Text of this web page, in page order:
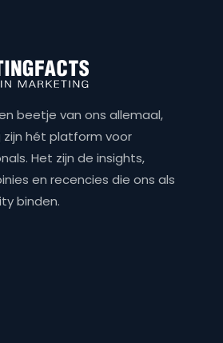
beetje van ons allemaal,
zijn hét platform voor
Het zijn de insights,
en recencies die ons als
binden.